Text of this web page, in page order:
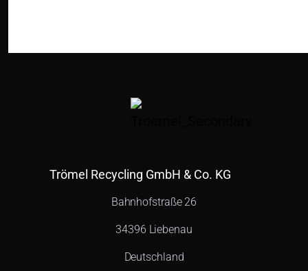
Trömel Recycling GmbH & Co. KG
Bahnhofstraße 26
34396 Liebenau
Deutschland